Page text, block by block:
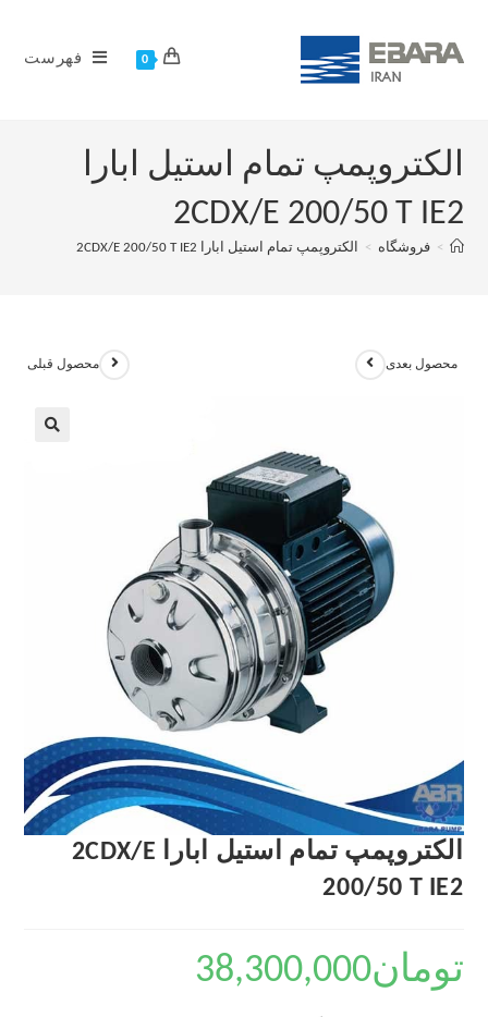
0 فهرست
الکتروپمپ تمام استیل ابارا
2CDX/E 200/50 T IE2
> فروشگاه > الکتروپمپ تمام استیل ابارا 2CDX/E 200/50 T IE2
محصول قبلی محصول بعدی
الکتروپمپ تمام استیل ابارا 2CDX/E
200/50 T IE2
تومان38,300,000